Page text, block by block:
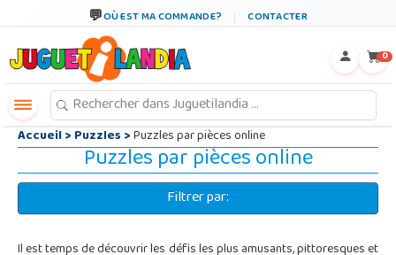
OÙ EST MA COMMANDE? CONTACTER
0
Accueil>Puzzles>Puzzles par pièces online
Puzzles par pièces online
Filtrer par: